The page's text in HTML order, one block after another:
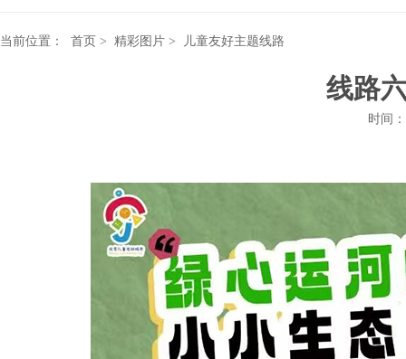
当前位置： 首页 > 精彩图片 > 儿童友好主题线路
线路
时间